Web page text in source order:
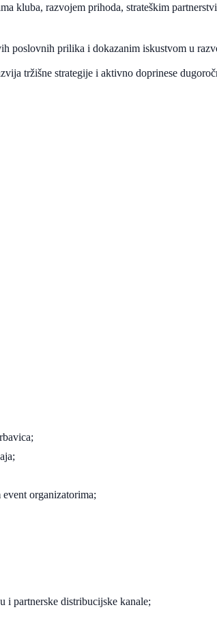
kluba, razvojem prihoda, strateškim
poslovnih prilika i dokazanim iskustvom u
tržišne strategije i aktivno doprinese
organizatorima;
i partnerske distribucijske kanale;